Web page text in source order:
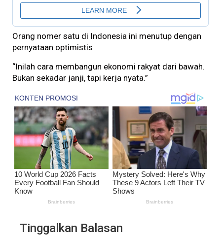
Orang nomer satu di Indonesia ini menutup dengan
pernyataan optimistis
“Inilah cara membangun ekonomi rakyat dari bawah.
Bukan sekadar janji, tapi kerja nyata.”
Tinggalkan Balasan